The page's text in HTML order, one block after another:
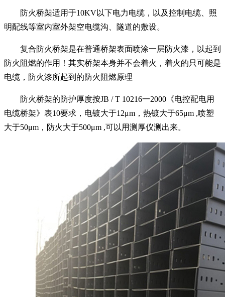
防火桥架适用于10KV以下电力电缆，以及控制电缆、照
明配线等室内室外架空电缆沟、隧道的敷设。
复合防火桥架是在普通桥架表面喷涂一层防火漆，以起到
防火阻燃的作用！其实桥架本身并不会着火，着火的只可能是
电缆，防火漆所起到的防火阻燃原理
防火桥架的防护厚度按JB / T 10216一2000《电控配电用
电缆桥架》表10要求，电镀大于12μm，热镀大于65μm ,喷塑
大于50μm，防火大于500μm ,可以用测厚仪测出来。